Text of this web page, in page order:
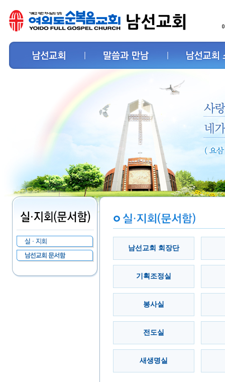
남선교회 회장단
기획조정실
봉사실
전도실
새생명실